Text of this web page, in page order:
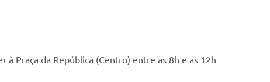
Praça da República (Centro) entre as 8h e as 12h